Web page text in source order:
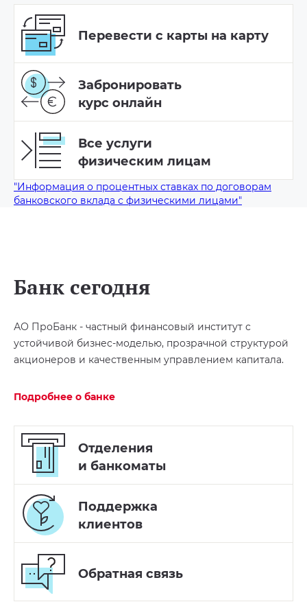
Перевести с карты на карту
Забронировать
курс онлайн
Все услуги
физическим лицам
"Информация о процентных ставках по договорам
банковского вклада с физическими лицами"
Банк сегодня
АО ПроБанк - частный финансовый институт с
устойчивой бизнес-моделью, прозрачной структурой
акционеров и качественным управлением капитала.
Подробнее о банке
Отделения
и банкоматы
Поддержка
клиентов
Обратная связь